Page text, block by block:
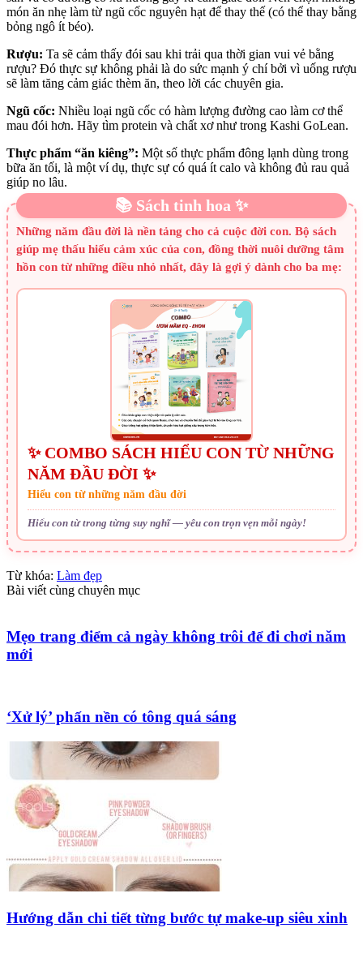
món ăn nhẹ làm từ ngũ cốc nguyên hạt để thay thế (có thể thay bằng
bỏng ngô ít béo).
Rượu: Ta sẽ cảm thấy đói sau khi trải qua thời gian vui vẻ bằng
rượu? Đó thực sự không phải là do sức mạnh ý chí bởi vì uống rượu
sẽ làm tăng cảm giác thèm ăn, theo lời các chuyên gia.
Ngũ cốc: Nhiều loại ngũ cốc có hàm lượng đường cao làm cơ thể
mau đói hơn. Hãy tìm protein và chất xơ như trong Kashi GoLean.
Thực phẩm “ăn kiêng”: Một số thực phẩm đông lạnh dùng trong
bữa ăn tối, là một ví dụ, thực sự có quá ít calo và không đủ rau quả
giúp no lâu.
📚 Sách tinh hoa ✨
Những năm đầu đời là nền tảng cho cả cuộc đời con. Bộ sách
giúp mẹ thấu hiểu cảm xúc của con, đồng thời nuôi dưỡng tâm
hồn con từ những điều nhỏ nhất, đây là gợi ý dành cho ba mẹ:
✨ COMBO SÁCH HIỂU CON TỪ NHỮNG
NĂM ĐẦU ĐỜI ✨
Hiểu con từ những năm đầu đời
Hiểu con từ trong từng suy nghĩ — yêu con trọn vẹn mỗi ngày!
Từ khóa: Làm đẹp
Bài viết cùng chuyên mục
Mẹo trang điểm cả ngày không trôi để đi chơi năm
mới
‘Xử lý’ phấn nền có tông quá sáng
Hướng dẫn chi tiết từng bước tự make-up siêu xinh